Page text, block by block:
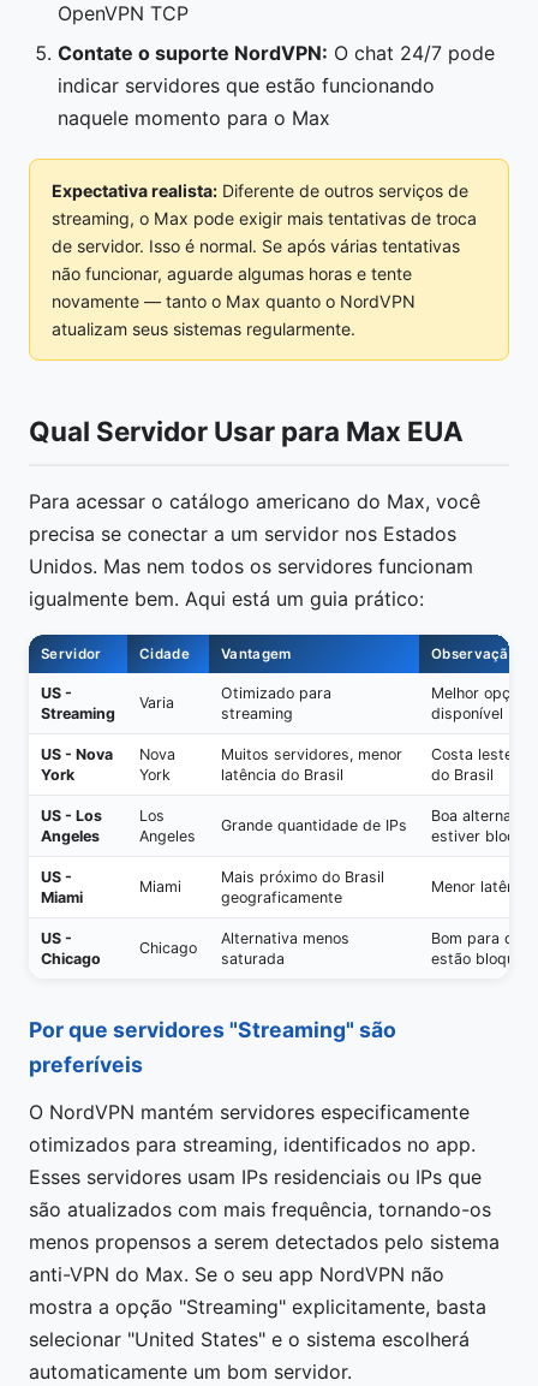
OpenVPN TCP
Contate o suporte NordVPN: O chat 24/7 pode
indicar servidores que estão funcionando
naquele momento para o Max
Expectativa realista: Diferente de outros serviços de
streaming, o Max pode exigir mais tentativas de troca
de servidor. Isso é normal. Se após várias tentativas
não funcionar, aguarde algumas horas e tente
novamente — tanto o Max quanto o NordVPN
atualizam seus sistemas regularmente.
Qual Servidor Usar para Max EUA
Para acessar o catálogo americano do Max, você
precisa se conectar a um servidor nos Estados
Unidos. Mas nem todos os servidores funcionam
igualmente bem. Aqui está um guia prático:
Servidor Cidade Vantagem Observação
US -
Streaming
Varia
Otimizado para
streaming
Melhor opção
disponível
US - Nova
York
Nova
York
Muitos servidores, menor
latência do Brasil
Costa leste =
do Brasil
US - Los
Angeles
Los
Angeles
Grande quantidade de IPs
Boa
estiver
US -
Miami
Miami
Mais próximo do Brasil
geograficamente
Menor
US -
Chicago
Chicago
Alternativa menos
saturada
Bom para
estão
Por que servidores "Streaming" são
preferíveis
O NordVPN mantém servidores especificamente
otimizados para streaming, identificados no app.
Esses servidores usam IPs residenciais ou IPs que
são atualizados com mais frequência, tornando-os
menos propensos a serem detectados pelo sistema
anti-VPN do Max. Se o seu app NordVPN não
mostra a opção "Streaming" explicitamente, basta
selecionar "United States" e o sistema escolherá
automaticamente um bom servidor.